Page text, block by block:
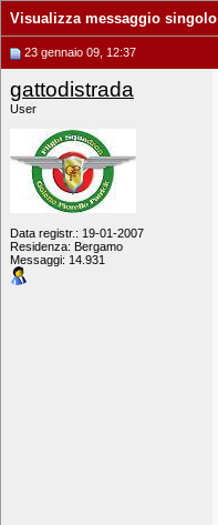
Visualizza messaggio singolo
23 gennaio 09, 12:37
gattodistrada
User
Data registr.: 19-01-2007
Residenza: Bergamo
Messaggi: 14.931